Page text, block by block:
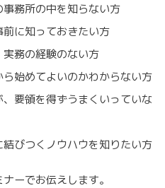
務所の中を知らない方
に知っておきたい方
務の経験のない方
始めてよいのかわからない方
要領を得ずうまくいっていな
びつくノウハウを知りたい方
ーでお伝えします。